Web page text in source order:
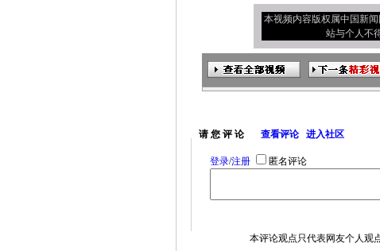
本视频内容版权属中国新
站与个人不
请 您 评 论 查看评论 进入社区
登录/注册 匿名评论
本评论观点只代表网友个人观